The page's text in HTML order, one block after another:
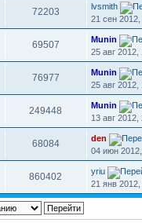
72203
lvsmith
21 сен
69507
Munin
25 авг 2012,
76977
Munin
25 авг 2012,
249448
Munin
13 авг 2012,
68084
den
04 июн
860402
yriu
21 янв